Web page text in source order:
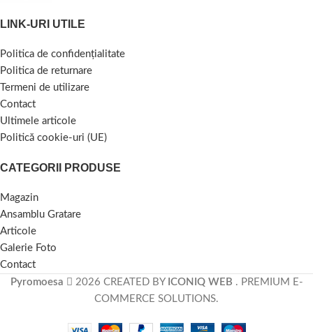
LINK-URI UTILE
Politica de confidențialitate
Politica de returnare
Termeni de utilizare
Contact
Ultimele articole
Politică cookie-uri (UE)
CATEGORII PRODUSE
Magazin
Ansamblu Gratare
Articole
Galerie Foto
Contact
Pyromoesa
2026 CREATED BY ICONIQ WEB . PREMIUM E-
COMMERCE SOLUTIONS.